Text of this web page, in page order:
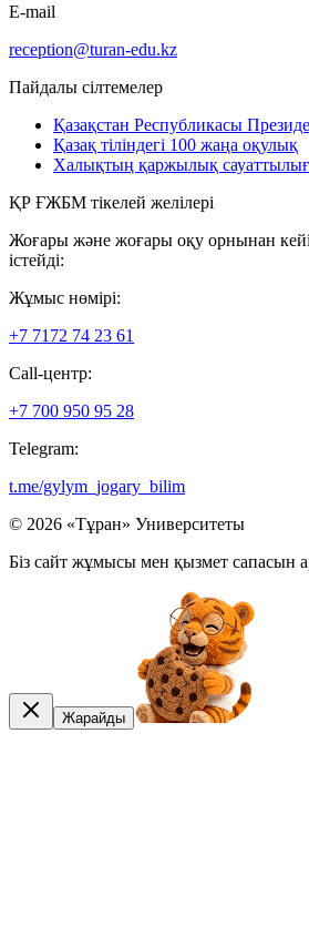
E-mail
reception@turan-edu.kz
Пайдалы сілтемелер
Қазақстан Республикасы
Қазақ тіліндегі 100 жаңа оқулық
Халықтың қаржылық
ҚР ҒЖБМ тікелей желілері
Жоғары және жоғары оқу орнынан
істейді:
Жұмыс нөмірі:
+7 7172 74 23 61
Call-центр:
+7 700 950 95 28
Telegram:
t.me/gylym_jogary_bilim
© 2026 «Тұран» Университеты
Біз сайт жұмысы мен қызмет сапасын
Жарайды